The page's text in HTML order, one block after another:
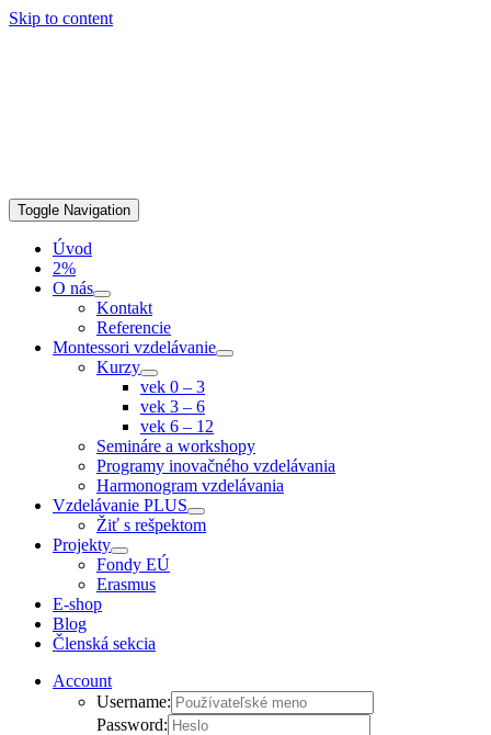
Skip to content
Toggle Navigation
Úvod
2%
O nás
Kontakt
Referencie
Montessori vzdelávanie
Kurzy
vek 0 – 3
vek 3 – 6
vek 6 – 12
Semináre a workshopy
Programy inovačného vzdelávania
Harmonogram vzdelávania
Vzdelávanie PLUS
Žiť s rešpektom
Projekty
Fondy EÚ
Erasmus
E-shop
Blog
Členská sekcia
Account
Username:
Password: